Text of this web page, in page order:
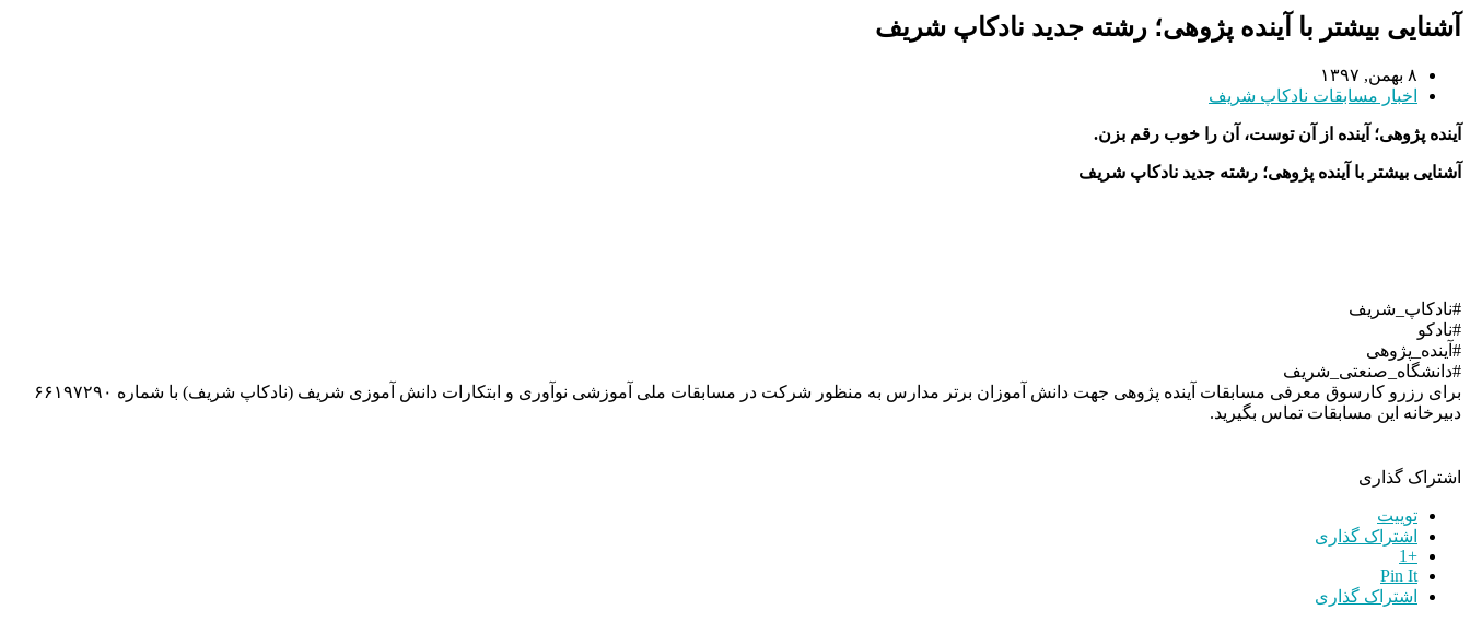
آشنایی بیشتر با آینده پژوهی؛ رشته جدید نادکاپ شریف
۸ بهمن, ۱۳۹۷
اخبار مسابقات نادکاپ شریف
آینده پژوهی؛ آینده از آن توست،‌ آن را خوب رقم بزن.
آشنایی بیشتر با آینده پژوهی؛ رشته جدید نادکاپ شریف
#نادکاپ_شریف
#نادکو
#آینده_پژوهی
#دانشگاه_صنعتی_شریف
برای رزرو کارسوق معرفی مسابقات آینده پژوهی جهت دانش آموزان برتر مدارس به منظور شرکت در مسابقات ملی آموزشی نوآوری و ابتکارات دانش آموزی شریف (نادکاپ شریف) با شماره ۶۶۱۹۷۲۹۰
دبیرخانه این مسابقات تماس بگیرید.
اشتراک گذاری
توییت
اشتراک گذاری
+1
Pin It
اشتراک گذاری